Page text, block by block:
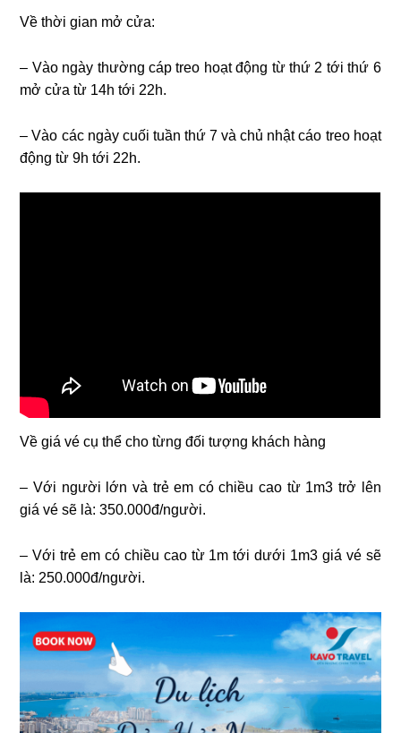
Về thời gian mở cửa:
– Vào ngày thường cáp treo hoạt động từ thứ 2 tới thứ 6
mở cửa từ 14h tới 22h.
– Vào các ngày cuối tuần thứ 7 và chủ nhật cáo treo hoạt
động từ 9h tới 22h.
Về giá vé cụ thể cho từng đối tượng khách hàng
– Với người lớn và trẻ em có chiều cao từ 1m3 trở lên
giá vé sẽ là: 350.000đ/người.
– Với trẻ em có chiều cao từ 1m tới dưới 1m3 giá vé sẽ
là: 250.000đ/người.